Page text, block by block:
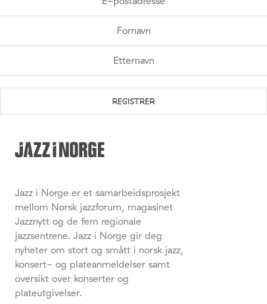
Jazz i Norge er et samarbeidsprosjekt
mellom Norsk jazzforum, magasinet
Jazznytt og de fem regionale
jazzsentrene. Jazz i Norge gir deg
nyheter om stort og smått i norsk jazz,
konsert- og plateanmeldelser samt
oversikt over konserter og
plateutgivelser.